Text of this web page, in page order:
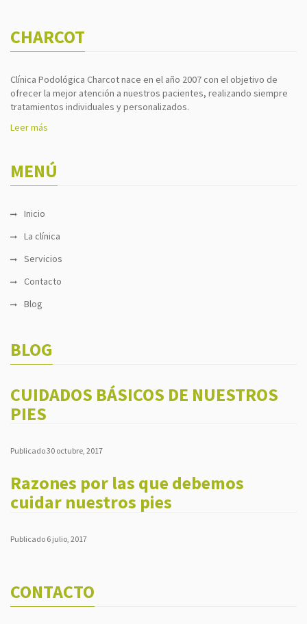
CHARCOT
Clínica Podológica Charcot nace en el año 2007 con el objetivo de
ofrecer la mejor atención a nuestros pacientes, realizando siempre
tratamientos individuales y personalizados.
Leer más
MENÚ
Inicio
La clínica
Servicios
Contacto
Blog
BLOG
CUIDADOS BÁSICOS DE NUESTROS
PIES
Publicado 30 octubre, 2017
Razones por las que debemos
cuidar nuestros pies
Publicado 6 julio, 2017
CONTACTO